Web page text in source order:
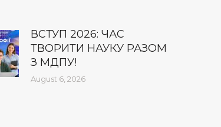
ВСТУП 2026: ЧАС
ТВОРИТИ НАУКУ РАЗОМ
З МДПУ!
August 6, 2026